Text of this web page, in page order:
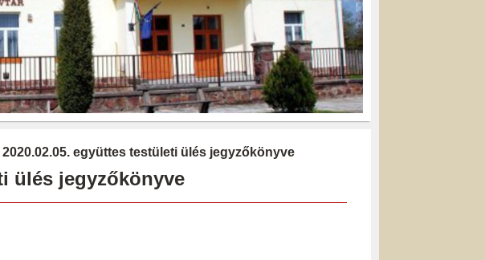
2020.02.05. együttes testületi ülés jegyzőkönyve
ülés jegyzőkönyve